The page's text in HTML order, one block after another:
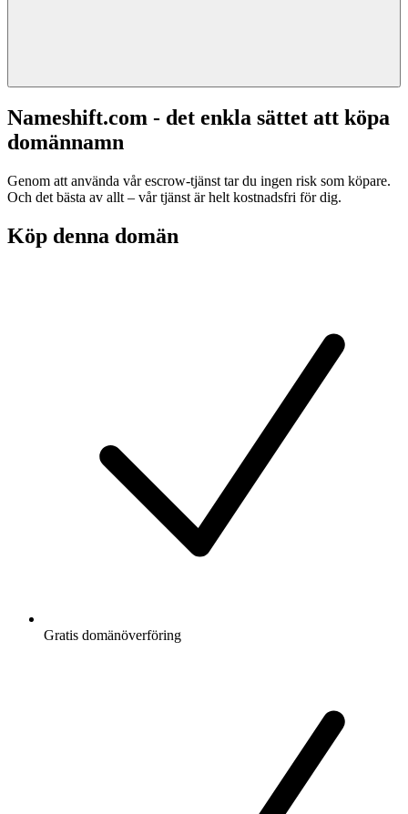
Nameshift.com - det enkla sättet att köpa
domännamn
Genom att använda vår escrow-tjänst tar du ingen risk som köpare.
Och det bästa av allt – vår tjänst är helt kostnadsfri för dig.
Köp denna domän
Gratis domänöverföring